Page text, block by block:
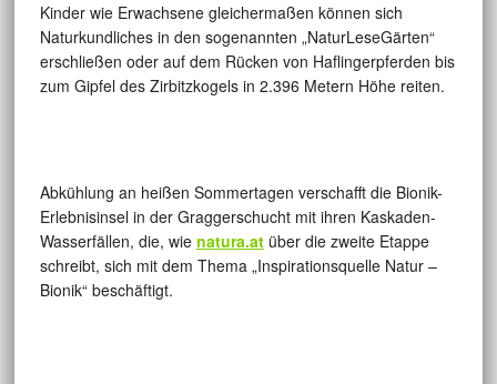
Kinder wie Erwachsene gleichermaßen können sich
Naturkundliches in den sogenannten „NaturLeseGärten“
erschließen oder auf dem Rücken von Haflingerpferden bis
zum Gipfel des Zirbitzkogels in 2.396 Metern Höhe reiten.
Abkühlung an heißen Sommertagen verschafft die Bionik-
Erlebnisinsel in der Graggerschucht mit ihren Kaskaden-
Wasserfällen, die, wie natura.atüber die zweite Etappe
schreibt, sich mit dem Thema „Inspirationsquelle Natur –
Bionik“ beschäftigt.